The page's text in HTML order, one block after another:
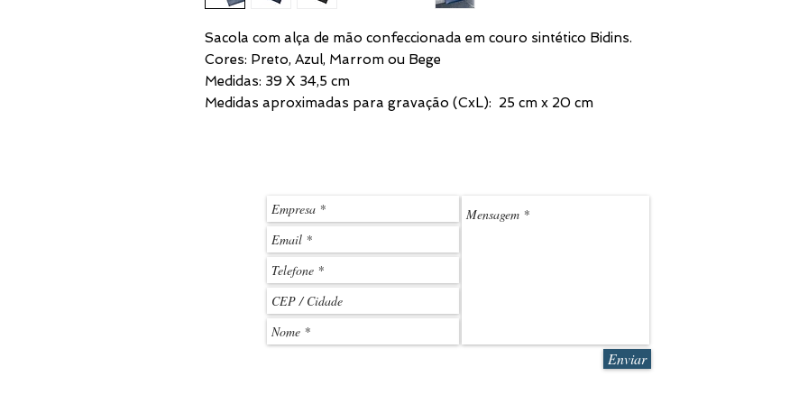
Sacola com alça de mão confeccionada em couro sintético Bidins.
Cores: Preto, Azul, Marrom ou Bege
Medidas: 39 X 34,5 cm
Medidas aproximadas para gravação (CxL): 25 cm x 20 cm
Enviar